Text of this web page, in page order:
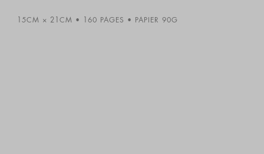
15CM × 21CM 160 PAGES PAPIER 90G